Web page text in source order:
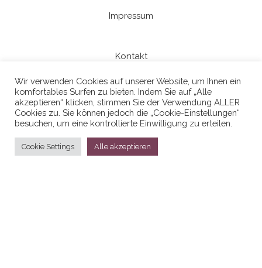
Impressum
Kontakt
Datenschutzerklaerung
Stolz präsentiert vonWordPress
Wir verwenden Cookies auf unserer Website, um Ihnen ein
komfortables Surfen zu bieten. Indem Sie auf „Alle
akzeptieren“ klicken, stimmen Sie der Verwendung ALLER
Cookies zu. Sie können jedoch die „Cookie-Einstellungen“
besuchen, um eine kontrollierte Einwilligung zu erteilen.
Cookie Settings Alle akzeptieren